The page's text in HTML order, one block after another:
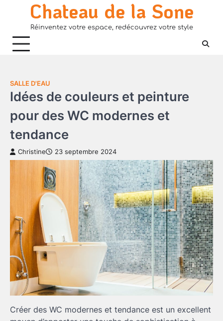
Chateau de la Sone
Réinventez votre espace, redécouvrez votre style
SALLE D'EAU
Idées de couleurs et peinture
pour des WC modernes et
tendance
Christine 23 septembre 2024
Créer des WC modernes et tendance est un excellent